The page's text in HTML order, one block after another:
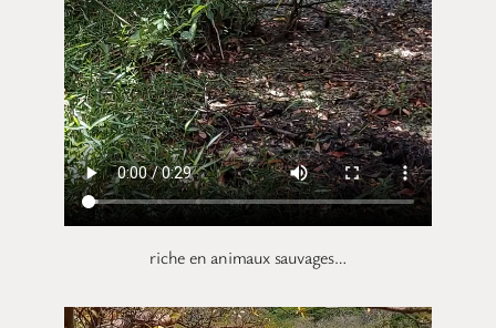
riche en animaux sauvages…